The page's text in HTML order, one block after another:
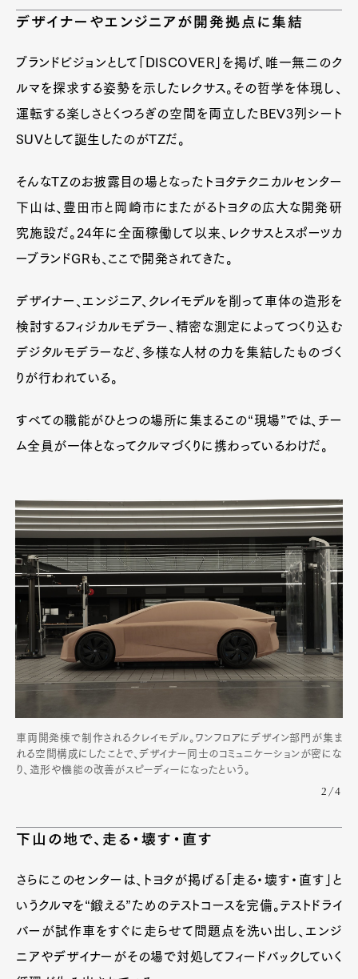
デザイナーやエンジニアが開発拠点に集結
ブランドビジョンとして「DISCOVER」を掲げ、唯一無二のク
ルマを探求する姿勢を示したレクサス。その哲学を体現し、
運転する楽しさとくつろぎの空間を両立したBEV3列シート
SUVとして誕生したのがTZだ。
そんなTZのお披露目の場となったトヨタテクニカルセンター
下山は、豊田市と岡崎市にまたがるトヨタの広大な開発研
究施設だ。24年に全面稼働して以来、レクサスとスポーツカ
ーブランドGRも、ここで開発されてきた。
デザイナー、エンジニア、クレイモデルを削って車体の造形を
検討するフィジカルモデラー、精密な測定によってつくり込む
デジタルモデラーなど、多様な人材の力を集結したものづく
りが行われている。
すべての職能がひとつの場所に集まるこの“現場”では、チー
ム全員が一体となってクルマづくりに携わっているわけだ。
車両開発棟で制作されるクレイモデル。ワンフロアにデザイン部門が集ま
れる空間構成にしたことで、デザイナー同士のコミュニケーションが密にな
り、造形や機能の改善がスピーディーになったという。
2/4
下山の地で、走る・壊す・直す
さらにこのセンターは、トヨタが掲げる「走る・壊す・直す」と
いうクルマを“鍛える”ためのテストコースを完備。テストドライ
バーが試作車をすぐに走らせて問題点を洗い出し、エンジ
ニアやデザイナーがその場で対処してフィードバックしていく